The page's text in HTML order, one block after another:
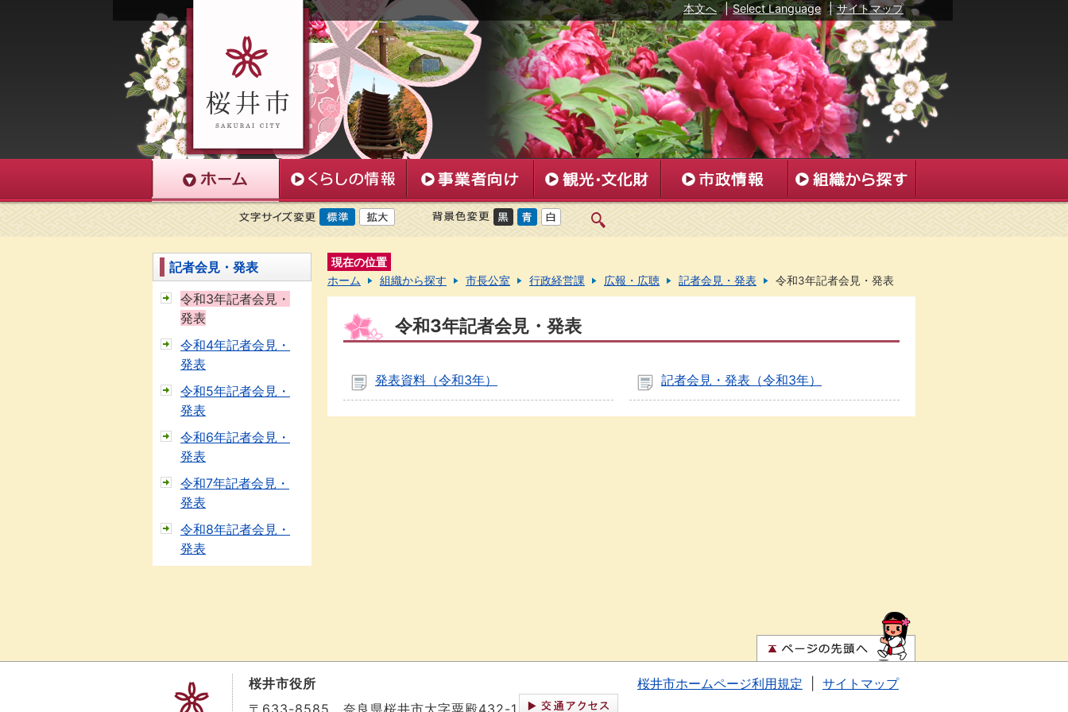
本文へ | Select Language | サイトマップ
記者会見・発表
令和3年記者会見・
発表
令和4年記者会見・
発表
令和5年記者会見・
発表
令和6年記者会見・
発表
令和7年記者会見・
発表
令和8年記者会見・
発表
現在の位置
ホーム
組織から探す 市長公室 行政経営課 広報・広聴 記者会見・発表 令和3年記者会見・発表
令和3年記者会見・発表
発表資料（令和3年） 記者会見・発表（令和3年）
桜井市役所
〒633-8585 奈良県桜井市大字粟殿432-1
桜井市ホームページ利用規定 サイトマップ